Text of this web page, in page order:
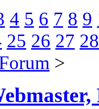
4 5 6 7 8 9
25 26 27 28
>